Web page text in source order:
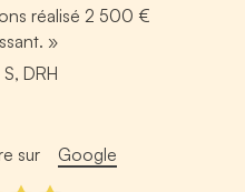
réalisé 2 500 €
»
DRH
sur Google